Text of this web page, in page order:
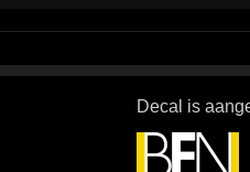
Decal is